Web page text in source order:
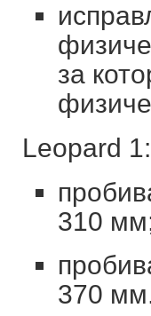
за
Leopard 1:
310
370